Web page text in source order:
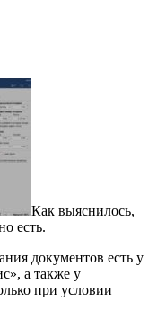
Как выяснилось,
есть.
документов есть у
а также у
при условии